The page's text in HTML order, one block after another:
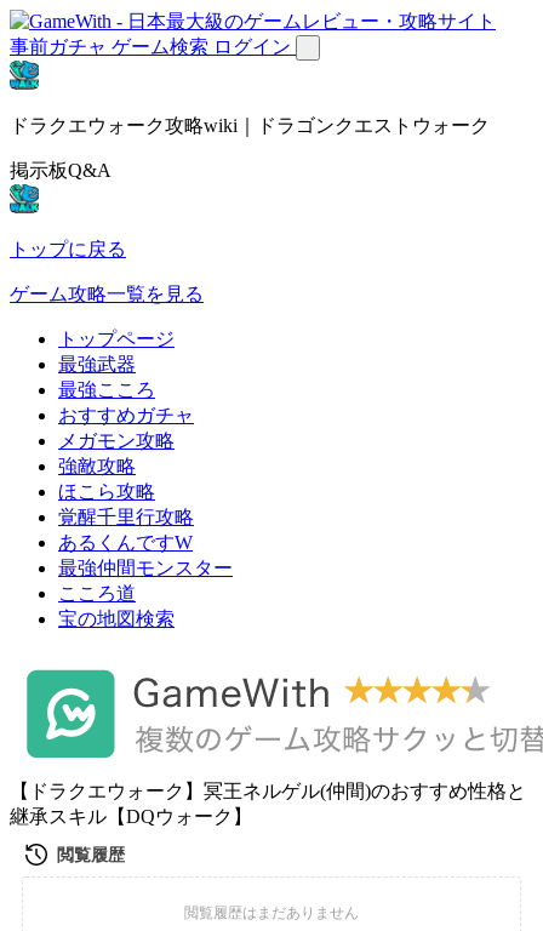
事前ガチャ ゲーム検索 ログイン
ドラクエウォーク攻略wiki｜ドラゴンクエストウォーク
掲示板Q&A
トップに戻る
ゲーム攻略一覧を見る
トップページ
最強武器
最強こころ
おすすめガチャ
メガモン攻略
強敵攻略
ほこら攻略
覚醒千里行攻略
あるくんですW
最強仲間モンスター
こころ道
宝の地図検索
【ドラクエウォーク】冥王ネルゲル(仲間)のおすすめ性格と
継承スキル【DQウォーク】